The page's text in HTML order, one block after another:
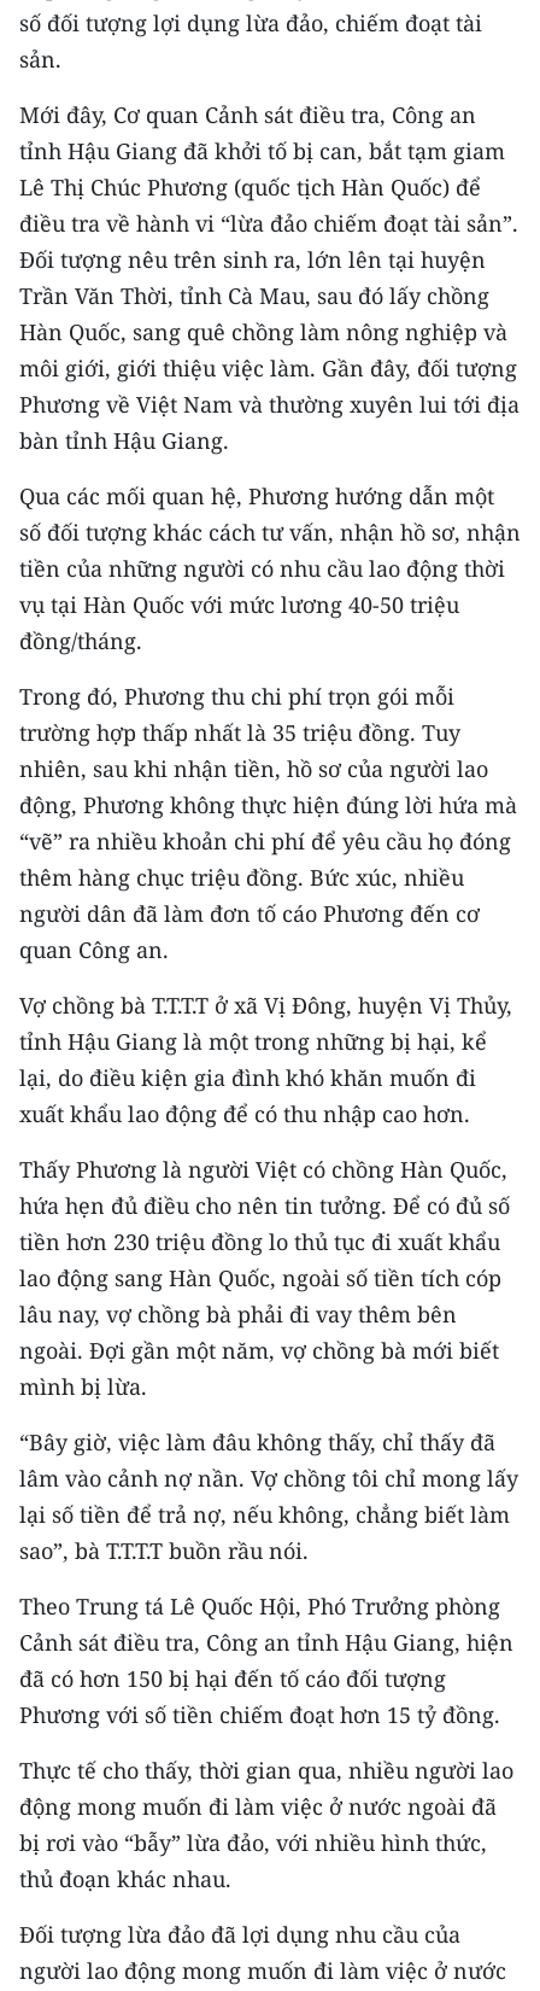
số đối tượng lợi dụng lừa đảo, chiếm đoạt tài
sản.
Mới đây, Cơ quan Cảnh sát điều tra, Công an
tỉnh Hậu Giang đã khởi tố bị can, bắt tạm giam
Lê Thị Chúc Phương (quốc tịch Hàn Quốc) để
điều tra về hành vi “lừa đảo chiếm đoạt tài sản”.
Đối tượng nêu trên sinh ra, lớn lên tại huyện
Trần Văn Thời, tỉnh Cà Mau, sau đó lấy chồng
Hàn Quốc, sang quê chồng làm nông nghiệp và
môi giới, giới thiệu việc làm. Gần đây, đối tượng
Phương về Việt Nam và thường xuyên lui tới địa
bàn tỉnh Hậu Giang.
Qua các mối quan hệ, Phương hướng dẫn một
số đối tượng khác cách tư vấn, nhận hồ sơ, nhận
tiền của những người có nhu cầu lao động thời
vụ tại Hàn Quốc với mức lương 40-50 triệu
đồng/tháng.
Trong đó, Phương thu chi phí trọn gói mỗi
trường hợp thấp nhất là 35 triệu đồng. Tuy
nhiên, sau khi nhận tiền, hồ sơ của người lao
động, Phương không thực hiện đúng lời hứa mà
“vẽ” ra nhiều khoản chi phí để yêu cầu họ đóng
thêm hàng chục triệu đồng. Bức xúc, nhiều
người dân đã làm đơn tố cáo Phương đến cơ
quan Công an.
Vợ chồng bà T.T.T.T ở xã Vị Đông, huyện Vị Thủy,
tỉnh Hậu Giang là một trong những bị hại, kể
lại, do điều kiện gia đình khó khăn muốn đi
xuất khẩu lao động để có thu nhập cao hơn.
Thấy Phương là người Việt có chồng Hàn Quốc,
hứa hẹn đủ điều cho nên tin tưởng. Để có đủ số
tiền hơn 230 triệu đồng lo thủ tục đi xuất khẩu
lao động sang Hàn Quốc, ngoài số tiền tích cóp
lâu nay, vợ chồng bà phải đi vay thêm bên
ngoài. Đợi gần một năm, vợ chồng bà mới biết
mình bị lừa.
“Bây giờ, việc làm đâu không thấy, chỉ thấy đã
lâm vào cảnh nợ nần. Vợ chồng tôi chỉ mong lấy
lại số tiền để trả nợ, nếu không, chẳng biết làm
sao”, bà T.T.T.T buồn rầu nói.
Theo Trung tá Lê Quốc Hội, Phó Trưởng phòng
Cảnh sát điều tra, Công an tỉnh Hậu Giang, hiện
đã có hơn 150 bị hại đến tố cáo đối tượng
Phương với số tiền chiếm đoạt hơn 15 tỷ đồng.
Thực tế cho thấy, thời gian qua, nhiều người lao
động mong muốn đi làm việc ở nước ngoài đã
bị rơi vào “bẫy” lừa đảo, với nhiều hình thức,
thủ đoạn khác nhau.
Đối tượng lừa đảo đã lợi dụng nhu cầu của
người lao động mong muốn đi làm việc ở nước